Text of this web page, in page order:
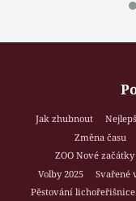
Jak zhubnout
Změna času
ZOO Nové začátky
Volby 2025
Svařené
Pěstování lichořeřišnice